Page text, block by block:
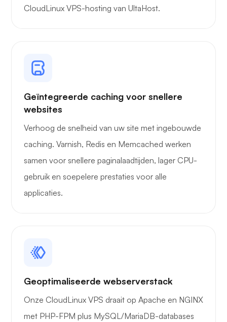
Wonder
Portainer
CloudLinux VPS-hosting van UltaHost.
Geïntegreerde caching voor snellere
websites
Verhoog de snelheid van uw site met ingebouwde
caching. Varnish, Redis en Memcached werken
samen voor snellere paginalaadtijden, lager CPU-
gebruik en soepelere prestaties voor alle
applicaties.
Geoptimaliseerde webserverstack
Onze CloudLinux VPS draait op Apache en NGINX
met PHP-FPM plus MySQL/MariaDB-databases